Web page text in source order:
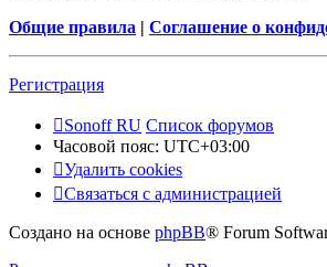
Общие правила | Соглашение о
Регистрация
Sonoff RU Список форумов
Часовой пояс: UTC+03:00
Удалить cookies
Связаться с администрацией
Создано на основе phpBB® Forum